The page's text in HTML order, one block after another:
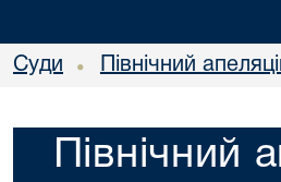
Суди • Північний
Північний